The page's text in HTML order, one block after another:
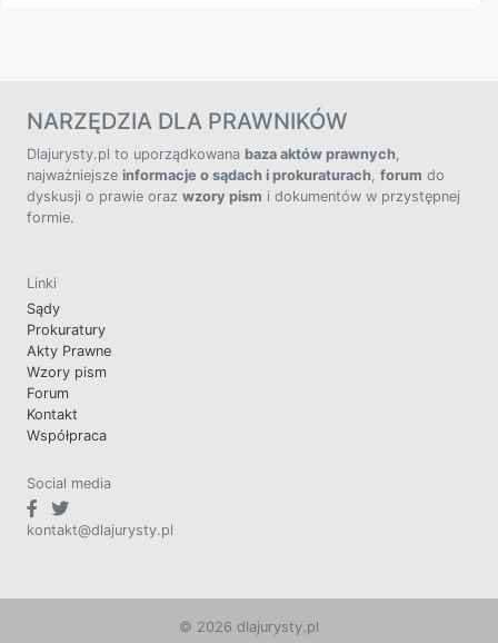
NARZĘDZIA DLA PRAWNIKÓW
Dlajurysty.pl to uporządkowana baza aktów prawnych,
najważniejsze informacje o sądach i prokuraturach, forum do
dyskusji o prawie oraz wzory pism i dokumentów w przystępnej
formie.
Linki
Sądy
Prokuratury
Akty Prawne
Wzory pism
Forum
Kontakt
Współpraca
Social media
kontakt@dlajurysty.pl
© 2026 dlajurysty.pl